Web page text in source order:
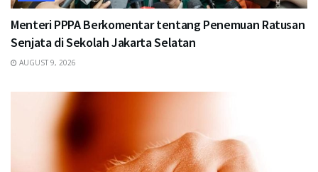
Menteri PPPA Berkomentar tentang Penemuan Ratusan
Senjata di Sekolah Jakarta Selatan
AUGUST 9, 2026